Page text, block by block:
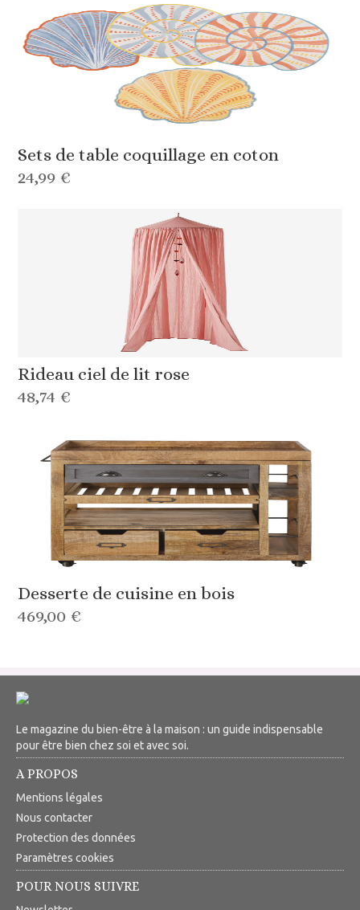
Sets de table coquillage en coton
24,99 €
Rideau ciel de lit rose
48,74 €
Desserte de cuisine en bois
469,00 €
Le magazine du bien-être à la maison : un guide indispensable
pour être bien chez soi et avec soi.
A PROPOS
Mentions légales
Nous contacter
Protection des données
Paramètres cookies
POUR NOUS SUIVRE